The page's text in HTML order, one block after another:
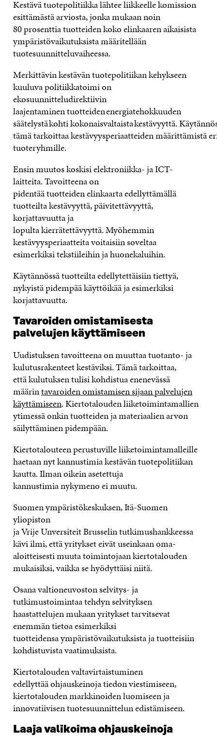
Kestävä tuotepolitiikka lähtee liikkeelle komission
esittämästä arviosta, jonka mukaan noin
80 prosenttia tuotteiden koko elinkaaren aikaisista
ympäristövaikutuksista määritellään
tuotesuunnitteluvaiheessa.
Merkittävin kestävän tuotepolitiikan kehykseen
kuuluva politiikkatoimi on
ekosuunnitteludirektiivin
laajentaminen tuotteiden energiatehokkuuden
säätelystä kohti kokonaisvaltaista kestävyyttä.
tämä tarkoittaa kestävyysperiaatteiden määrittämistä
tuoteryhmille.
Ensin muutos koskisielektroniikka- ja ICT-
laitteita. Tavoitteena on
pidentää tuotteiden elinkaarta edellyttämällä
tuotteilta kestävyyttä, päivitettävyyttä,
korjattavuutta ja
lopulta kierrätettävyyttä. Myöhemmin
kestävyysperiaatteita voitaisiin soveltaa
esimerkiksi tekstiileihin ja huonekaluihin.
Käytännössä tuotteilta edellytettäisiin tiettyä,
nykyistä pidempää käyttöikää ja esimerkiksi
korjattavuutta.
Tavaroiden omistamisesta
palvelujen käyttämiseen
Uudistuksen tavoitteena on muuttaa tuotanto- ja
kulutusrakenteet kestäviksi. Tämä tarkoittaa,
että kulutuksen tulisi kohdistua enenevässä
määrintavaroiden omistamisen sijaan palvelujen
käyttämiseen. Kiertotalouden liiketoimintamallien
ytimessä onkin tuotteiden ja materiaalien arvon
säilyttäminen pidempään.
Kiertotalouteen perustuville liiketoimintamalleille
haetaan nyt kannustimia kestävän tuotepolitiikan
kautta. Ilman oikein asetettuja
kannustimia nykymeno ei muutu.
Suomen ympäristökeskuksen, Itä-Suomen
yliopiston
ja Vrije Unversiteit Brusselin tutkimushankkeessa
kävi ilmi, että yritykset eivät useinkaan oma-
aloitteisesti muuta toimintojaan kiertotalouden
mukaisiksi, vaikka se hyödyttäisi niitä.
Osana valtioneuvoston selvitys- ja
tutkimustoimintaa tehdyn selvityksen
haastattelujen mukaan yritykset tarvitsevat
enemmän tietoa esimerkiksi
tuotteidensa ympäristövaikutuksista ja tuotteisiin
kohdistuvista vaatimuksista.
Kiertotalouden valtavirtaistuminen
edellyttää ohjauskeinoja tiedon viestimiseen,
kiertotalouden markkinoiden luomiseen ja
innovatiivisen tuotesuunnittelun edistämiseen.
Laaja valikoima ohjauskeinoja